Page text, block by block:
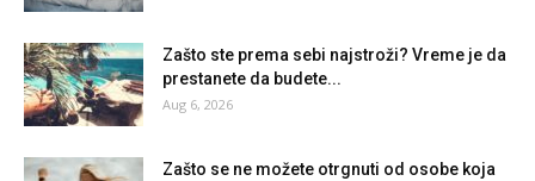
Zašto ste prema sebi najstroži? Vreme je da
prestanete da budete...
Aug 6, 2026
Zašto se ne možete otrgnuti od osobe koja